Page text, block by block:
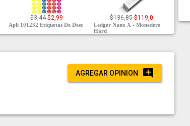
$3,44 $2,99
Apli 101232 Etiquetas De Desc
$136,85 $119,0
Ledger Nano X - Monedero
Hard
AGREGAR OPINION